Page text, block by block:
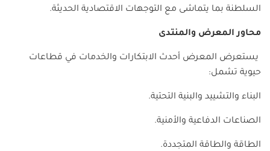
السلطنة بما يتماشى مع التوجهات الاقتصادية الحديثة.
محاور المعرض والمنتدى
يستعرض المعرض أحدث الابتكارات والخدمات في قطاعات
حيوية تشمل:
البناء والتشييد والبنية التحتية.
الصناعات الدفاعية والأمنية.
الطاقة والطاقة المتجددة.